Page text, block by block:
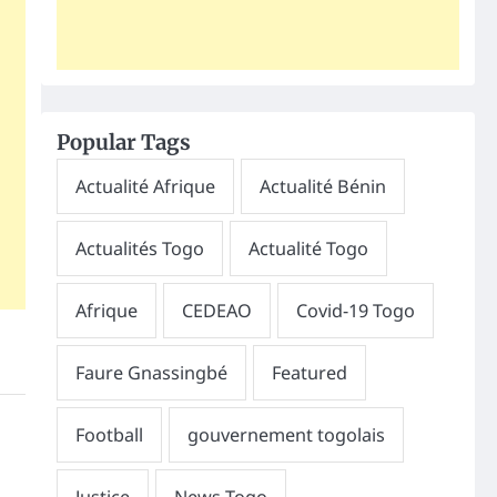
Popular Tags